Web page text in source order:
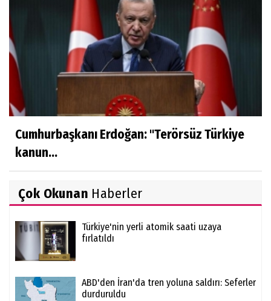
Cumhurbaşkanı Erdoğan: ''Terörsüz Türkiye
kanun...
Çok Okunan Haberler
Türkiye'nin yerli atomik saati uzaya
fırlatıldı
ABD'den İran'da tren yoluna saldırı: Seferler
durduruldu